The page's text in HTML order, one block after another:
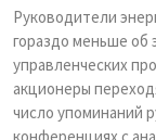
Руководители
гораздо меньше об
управленческих
акционеры
число упоминаний